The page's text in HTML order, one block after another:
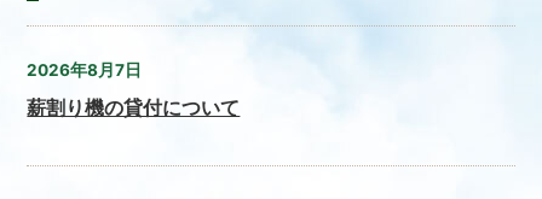
2026年8月7日
薪割り機の貸付について